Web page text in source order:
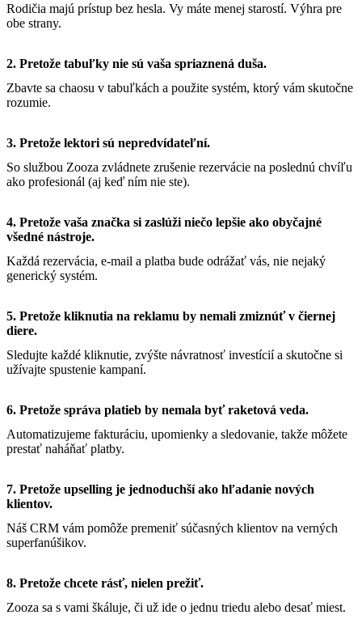
Rodičia majú prístup bez hesla. Vy máte menej starostí. Výhra pre
obe strany.
2. Pretože tabuľky nie sú vaša spriaznená duša.
Zbavte sa chaosu v tabuľkách a použite systém, ktorý vám skutočne
rozumie.
3. Pretože lektori sú nepredvídateľní.
So službou Zooza zvládnete zrušenie rezervácie na poslednú chvíľu
ako profesionál (aj keď ním nie ste).
4. Pretože vaša značka si zaslúži niečo lepšie ako obyčajné
všedné nástroje.
Každá rezervácia, e-mail a platba bude odrážať vás, nie nejaký
generický systém.
5. Pretože kliknutia na reklamu by nemali zmiznúť v čiernej
diere.
Sledujte každé kliknutie, zvýšte návratnosť investícií a skutočne si
užívajte spustenie kampaní.
6. Pretože správa platieb by nemala byť raketová veda.
Automatizujeme fakturáciu, upomienky a sledovanie, takže môžete
prestať naháňať platby.
7. Pretože upselling je jednoduchší ako hľadanie nových
klientov.
Náš CRM vám pomôže premeniť súčasných klientov na verných
superfanúšikov.
8. Pretože chcete rásť, nielen prežiť.
Zooza sa s vami škáluje, či už ide o jednu triedu alebo desať miest.